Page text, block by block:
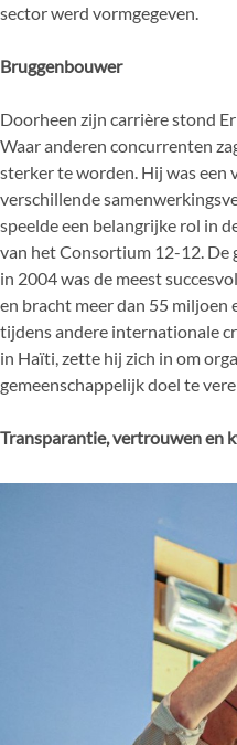
sector werd vormgegeven.
Bruggenbouwer
Doorheen zijn carrière stond
Waar anderen concurrenten
sterker te worden. Hij was een
verschillende
speelde een belangrijke rol in
van het Consortium 12-12. De
in 2004 was de meest
en bracht meer dan 55
tijdens andere internationale
in Haïti, zette hij zich in om
gemeenschappelijk doel te
Transparantie, vertrouwen en